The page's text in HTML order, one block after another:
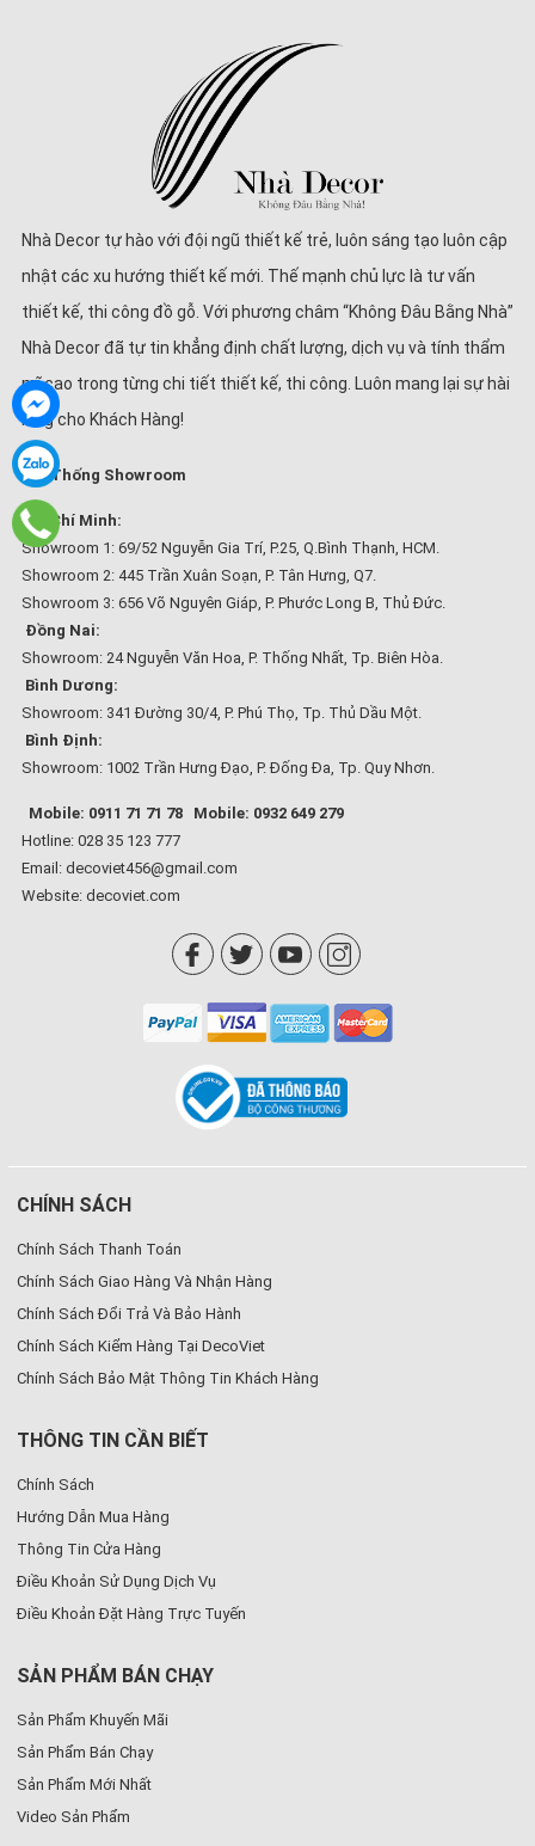
Nhà Decor tự hào với đội ngũ thiết kế trẻ, luôn sáng tạo luôn cập
nhật các xu hướng thiết kế mới. Thế mạnh chủ lực là tư vấn
thiết kế, thi công đồ gỗ. Với phương châm “Không Đâu Bằng Nhà”
Nhà Decor đã tự tin khẳng định chất lượng, dịch vụ và tính thẩm
mĩ cao trong từng chi tiết thiết kế, thi công. Luôn mang lại sự hài
lòng cho Khách Hàng!
Hệ Thống Showroom
Hồ Chí Minh:
Showroom 1: 69/52 Nguyễn Gia Trí, P.25, Q.Bình Thạnh, HCM.
Showroom 2: 445 Trần Xuân Soạn, P. Tân Hưng, Q7.
Showroom 3: 656 Võ Nguyên Giáp, P. Phước Long B, Thủ Đức.
Đồng Nai:
Showroom: 24 Nguyễn Văn Hoa, P. Thống Nhất, Tp. Biên Hòa.
Bình Dương:
Showroom: 341 Đường 30/4, P. Phú Thọ, Tp. Thủ Dầu Một.
Bình Định:
Showroom: 1002 Trần Hưng Đạo, P. Đống Đa, Tp. Quy Nhơn.
Mobile: 0911 71 71 78
Mobile: 0932 649 279
Hotline: 028 35 123 777
Email: decoviet456@gmail.com
Website: decoviet.com
CHÍNH SÁCH
Chính Sách Thanh Toán
Chính Sách Giao Hàng Và Nhận Hàng
Chính Sách Đổi Trả Và Bảo Hành
Chính Sách Kiểm Hàng Tại DecoViet
Chính Sách Bảo Mật Thông Tin Khách Hàng
THÔNG TIN CẦN BIẾT
Chính Sách
Hướng Dẫn Mua Hàng
Thông Tin Cửa Hàng
Điều Khoản Sử Dụng Dịch Vụ
Điều Khoản Đặt Hàng Trực Tuyến
SẢN PHẨM BÁN CHẠY
Sản Phẩm Khuyến Mãi
Sản Phẩm Bán Chạy
Sản Phẩm Mới Nhất
Video Sản Phẩm